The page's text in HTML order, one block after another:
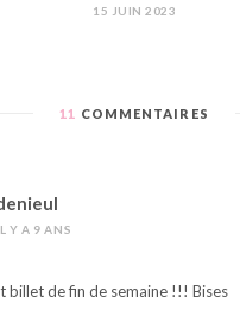
15 JUIN 2023
11 COMMENTAIRES
Y A 9 ANS
billet de fin de semaine !!! Bises